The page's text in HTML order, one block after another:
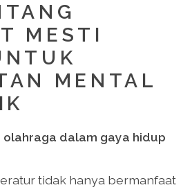
MESTI
MENTAL
olahraga dalam gaya hidup
tidak hanya bermanfaat